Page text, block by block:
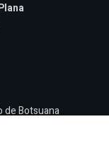
de Botsuana